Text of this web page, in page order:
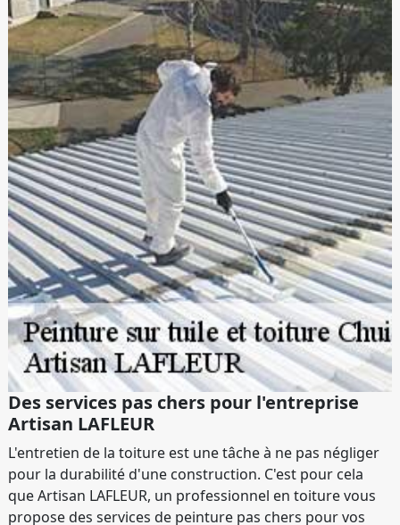
Des services pas chers pour l'entreprise
Artisan LAFLEUR
L'entretien de la toiture est une tâche à ne pas négliger
pour la durabilité d'une construction. C'est pour cela
que Artisan LAFLEUR, un professionnel en toiture vous
propose des services de peinture pas chers pour vos